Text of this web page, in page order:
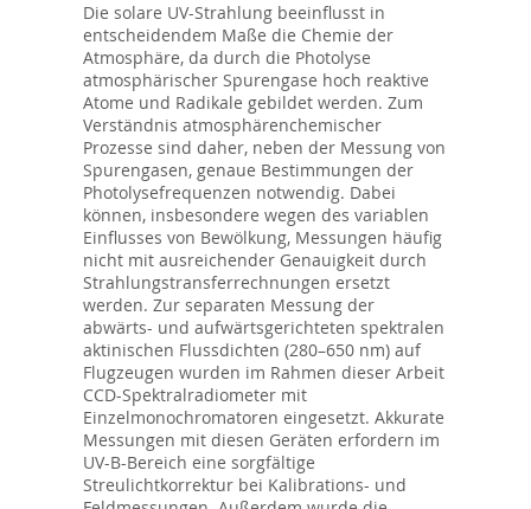
Die solare UV-Strahlung beeinflusst in
entscheidendem Maße die Chemie der
Atmosphäre, da durch die Photolyse
atmosphärischer Spurengase hoch reaktive
Atome und Radikale gebildet werden. Zum
Verständnis atmosphärenchemischer
Prozesse sind daher, neben der Messung von
Spurengasen, genaue Bestimmungen der
Photolysefrequenzen notwendig. Dabei
können, insbesondere wegen des variablen
Einflusses von Bewölkung, Messungen häufig
nicht mit ausreichender Genauigkeit durch
Strahlungstransferrechnungen ersetzt
werden. Zur separaten Messung der
abwärts- und aufwärtsgerichteten spektralen
aktinischen Flussdichten (280–650 nm) auf
Flugzeugen wurden im Rahmen dieser Arbeit
CCD-Spektralradiometer mit
Einzelmonochromatoren eingesetzt. Akkurate
Messungen mit diesen Geräten erfordern im
UV-B-Bereich eine sorgfältige
Streulichtkorrektur bei Kalibrations- und